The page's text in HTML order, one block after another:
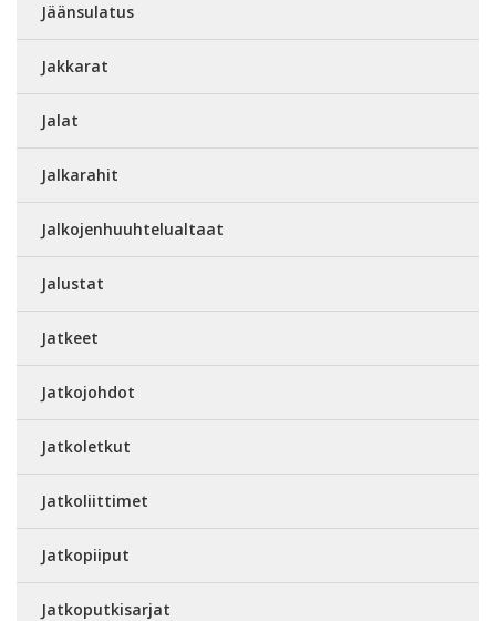
Jäänsulatus
Jakkarat
Jalat
Jalkarahit
Jalkojenhuuhtelualtaat
Jalustat
Jatkeet
Jatkojohdot
Jatkoletkut
Jatkoliittimet
Jatkopiiput
Jatkoputkisarjat